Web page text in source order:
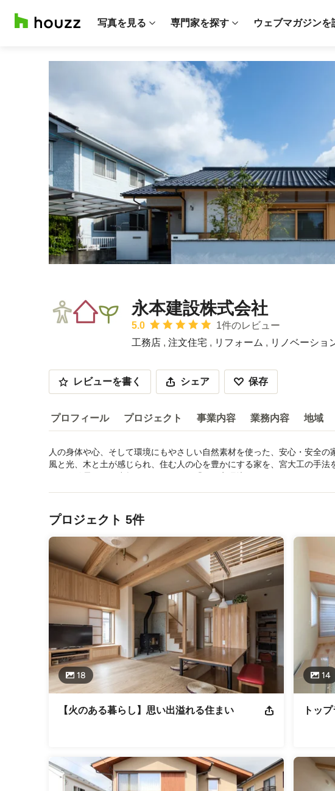
写真を見る 専門家を探す ウェブマガジンを
永本建設株式会社
平均評価：5つ星中 星5
5.0
1件のレビュー
工務店 , 注文住宅 , リフォーム , リノベーショ
レビューを書く シェア 保存
プロフィール プロジェクト 事業内容 業務内容 地域
プロフィール
人の身体や心、そして環境にもやさしい自然素材を使った、安心・安全の
風と光、木と土が感じられ、住む人の心を豊かにする家を、宮大工の手
受賞歴：
づくりコンクール2017 新築部門優秀賞 受賞
資格・免許：
建設業広島県知事（般-27）第２２８５５号 一級建築士事務所１５（１）
３４１号 ハウスプラス中国住宅保証サービス事業者登録 財団法人 住宅
ット 現代町家クラブ 広島県工務店協会
工務店 ,注文住宅 リフォーム ,リノベーション
プロジェクト 5件
18
【火のある暮らし】思い出溢れる住まい
14